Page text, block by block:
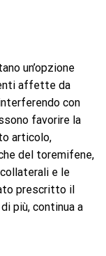
un’opzione
affette da
con
favorire la
articolo,
del toremifene,
e le
prescritto il
più, continua a